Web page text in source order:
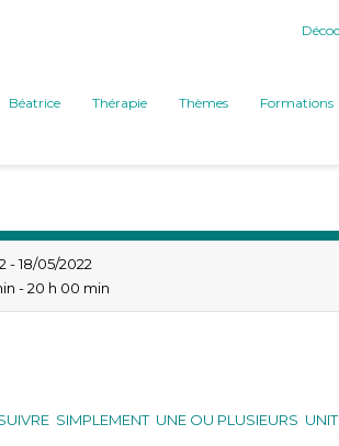
Béatrice Thérapie Thèmes Formations
- 18/05/2022
- 20 h 00 min
SIMPLEMENT UNE OU PLUSIEURS